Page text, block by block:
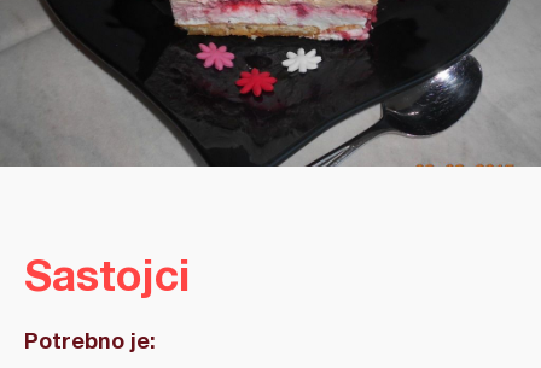
Sastojci
Potrebno je: